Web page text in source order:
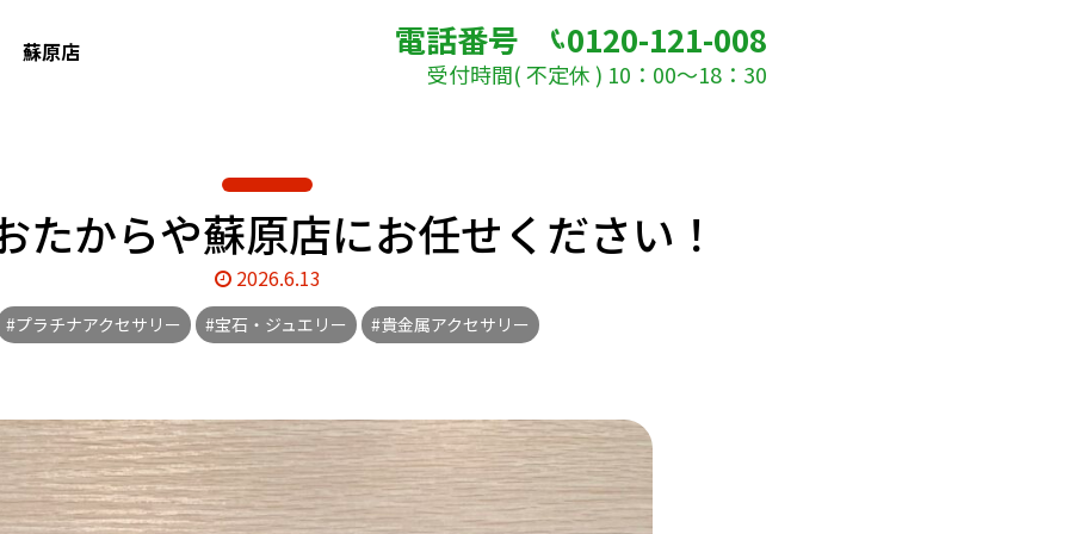
蘇原店 電話番号 0120-121-008
受付時間( 不定休 ) 10：00～18：30
たからや蘇原店にお任せください！
2026.6.13
#プラチナアクセサリー #宝石・ジュエリー #貴金属アクセサリー